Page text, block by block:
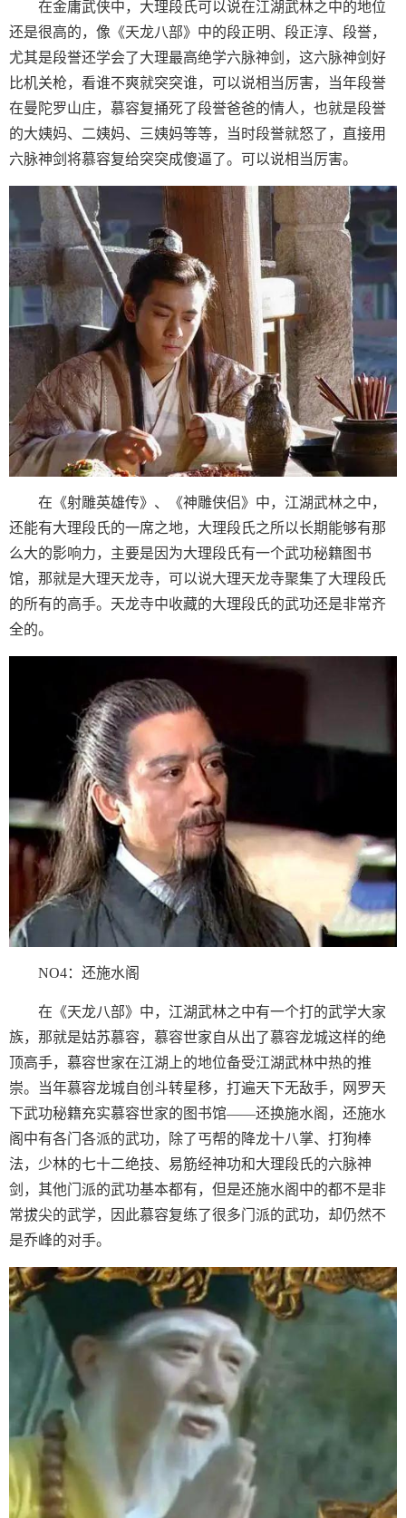
在金庸武侠中，大理段氏可以说在江湖武林之中的地位
还是很高的，像《天龙八部》中的段正明、段正淳、段誉，
尤其是段誉还学会了大理最高绝学六脉神剑，这六脉神剑好
比机关枪，看谁不爽就突突谁，可以说相当厉害，当年段誉
在曼陀罗山庄，慕容复捅死了段誉爸爸的情人，也就是段誉
的大姨妈、二姨妈、三姨妈等等，当时段誉就怒了，直接用
六脉神剑将慕容复给突突成傻逼了。可以说相当厉害。
在《射雕英雄传》、《神雕侠侣》中，江湖武林之中，
还能有大理段氏的一席之地，大理段氏之所以长期能够有那
么大的影响力，主要是因为大理段氏有一个武功秘籍图书
馆，那就是大理天龙寺，可以说大理天龙寺聚集了大理段氏
的所有的高手。天龙寺中收藏的大理段氏的武功还是非常齐
全的。
NO4：还施水阁
在《天龙八部》中，江湖武林之中有一个打的武学大家
族，那就是姑苏慕容，慕容世家自从出了慕容龙城这样的绝
顶高手，慕容世家在江湖上的地位备受江湖武林中热的推
崇。当年慕容龙城自创斗转星移，打遍天下无敌手，网罗天
下武功秘籍充实慕容世家的图书馆——还换施水阁，还施水
阁中有各门各派的武功，除了丐帮的降龙十八掌、打狗棒
法，少林的七十二绝技、易筋经神功和大理段氏的六脉神
剑，其他门派的武功基本都有，但是还施水阁中的都不是非
常拔尖的武学，因此慕容复练了很多门派的武功，却仍然不
是乔峰的对手。